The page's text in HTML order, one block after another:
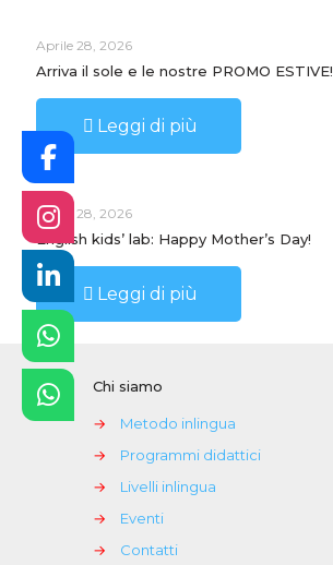
Aprile 28, 2026
Arriva il sole e le nostre PROMO ESTIVE!
Leggi di più
Aprile 28, 2026
English kids’ lab: Happy Mother’s Day!
Leggi di più
Chi siamo
→
Metodo inlingua
→
Programmi didattici
→
Livelli inlingua
→
Eventi
→
Contatti